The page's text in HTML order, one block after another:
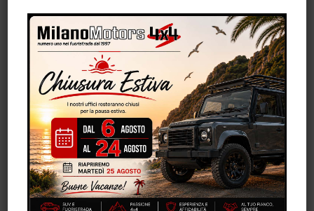
Fari Xenon
Fendinebbia
Frenata d'emergenza assistita
Freno di stazionamento elettrico
Hill holder
Immobilizzatore elettronico
Interni in pelle
Isofix
Luci diurne
Marmitta catalitica